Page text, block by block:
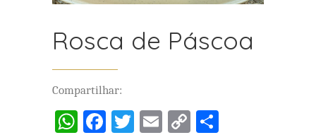
Rosca de Páscoa
Compartilhar:
WhatsApp
Facebook
Twitter
Email
Copy